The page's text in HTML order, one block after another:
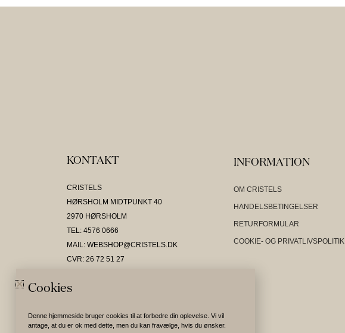
KONTAKT
CRISTELS
HØRSHOLM MIDTPUNKT 40
2970 HØRSHOLM
TEL: 4576 0666
MAIL: WEBSHOP@CRISTELS.DK
CVR: 26 72 51 27
INFORMATION
OM CRISTELS
HANDELSBETINGELSER
RETURFORMULAR
COOKIE- OG PRIVATLIVSPOLITIK
Cookies
Denne hjemmeside bruger cookies til at forbedre din oplevelse. Vi vil
antage, at du er ok med dette, men du kan fravælge, hvis du ønsker.